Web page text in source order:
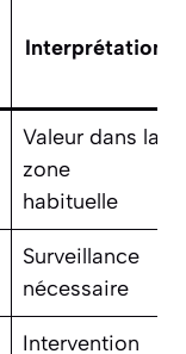
Interprétation
Valeur dans la
zone
habituelle
Surveillance
nécessaire
Intervention